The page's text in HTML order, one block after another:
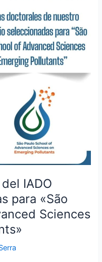
IADO
para «São
Sciences